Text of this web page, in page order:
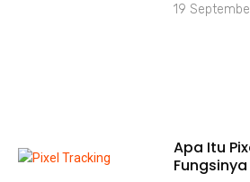
19
Apa Itu